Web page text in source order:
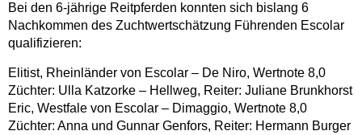
Bei den 6-jährige Reitpferden konnten sich bislang 6
Nachkommen des Zuchtwertschätzung Führenden Escolar
qualifizieren:
Elitist, Rheinländer von Escolar – De Niro, Wertnote 8,0
Züchter: Ulla Katzorke – Hellweg, Reiter: Juliane Brunkhorst
Eric, Westfale von Escolar – Dimaggio, Wertnote 8,0
Züchter: Anna und Gunnar Genfors, Reiter: Hermann Burger